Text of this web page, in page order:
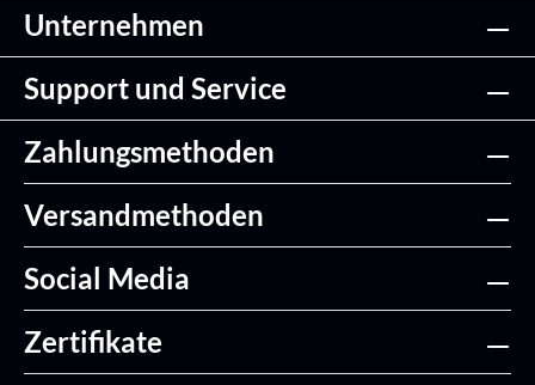
Unternehmen
Support und Service
Zahlungsmethoden
Versandmethoden
Social Media
Zertifikate